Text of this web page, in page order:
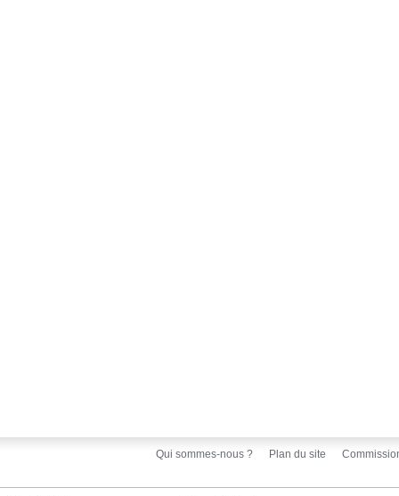
Qui sommes-nous ? Plan du site